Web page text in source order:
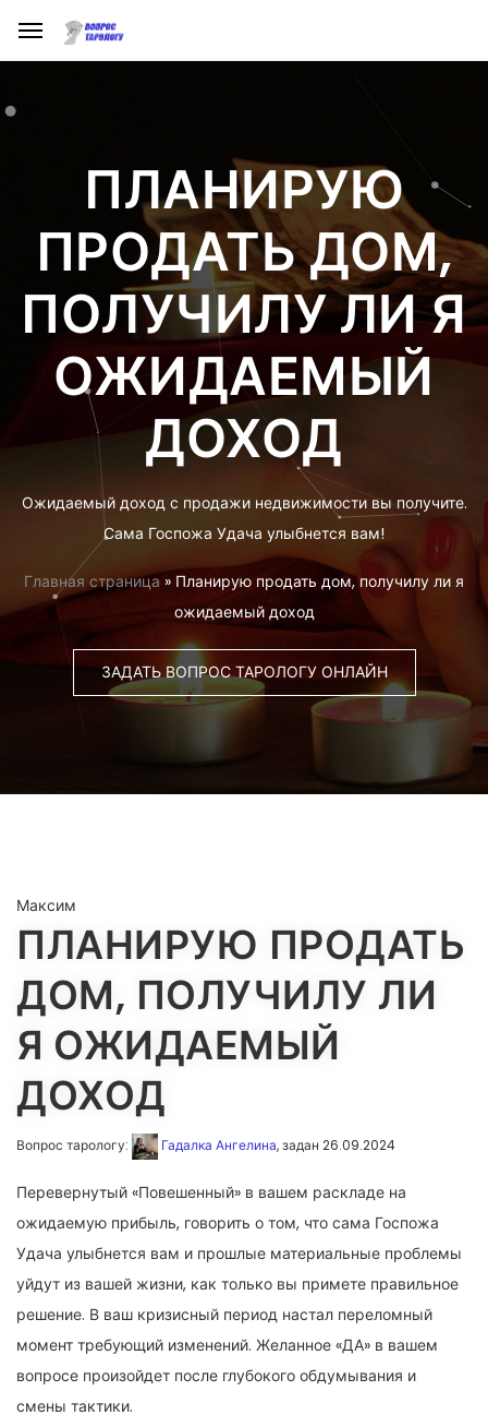
ПЛАНИРУЮ
ПРОДАТЬ ДОМ,
ПОЛУЧИЛУ ЛИ Я
ОЖИДАЕМЫЙ
ДОХОД
Ожидаемый доход с продажи недвижимости вы получите.
Сама Госпожа Удача улыбнется вам!
Главная страница » Планирую продать дом, получилу ли я
ожидаемый доход
ЗАДАТЬ ВОПРОС ТАРОЛОГУ ОНЛАЙН
Максим
ПЛАНИРУЮ ПРОДАТЬ
ДОМ, ПОЛУЧИЛУ ЛИ
Я ОЖИДАЕМЫЙ
ДОХОД
Вопрос тарологу: Гадалка Ангелина, задан 26.09.2024
Перевернутый «Повешенный» в вашем раскладе на
ожидаемую прибыль, говорить о том, что сама Госпожа
Удача улыбнется вам и прошлые материальные проблемы
уйдут из вашей жизни, как только вы примете правильное
решение. В ваш кризисный период настал переломный
момент требующий изменений. Желанное «ДА» в вашем
вопросе произойдет после глубокого обдумывания и
смены тактики.